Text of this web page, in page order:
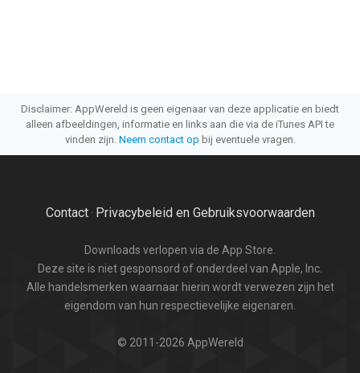
Disclaimer: AppWereld is geen eigenaar van deze applicatie en biedt
alleen afbeeldingen, informatie en links aan die via de iTunes API te
vinden zijn. Neem contact op bij eventuele vragen.
Contact· Privacybeleid en Gebruiksvoorwaarden
Downloads verlopen via de App Store.
Deze site is niet gesponsord of onderdeel van Apple, Inc.
Alle handelsmerken waarnaar hierin wordt verwezen zijn het
eigendom van hun respectievelijke eigenaren.
© 2011-2026 AppWereld